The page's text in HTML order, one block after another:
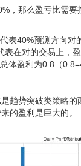
，那么盈亏比需
表40%预测方向对
表在对的交易上，
体盈利为0.8（
趋势突破类策略
的盈利是巨大的。